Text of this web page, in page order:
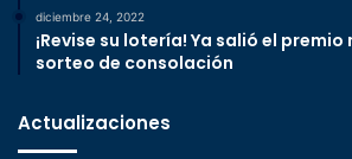
diciembre 24, 2022
¡Revise su lotería! Ya salió el
sorteo de consolación
Actualizaciones